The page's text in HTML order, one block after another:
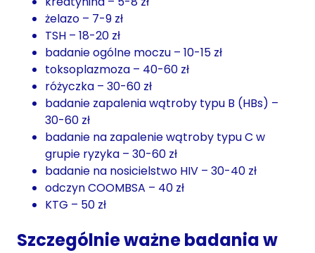
żelazo – 7-9 zł
TSH – 18-20 zł
badanie ogólne moczu – 10-15 zł
toksoplazmoza – 40-60 zł
różyczka – 30-60 zł
badanie zapalenia wątroby typu B (HBs) –
30-60 zł
badanie na zapalenie wątroby typu C w
grupie ryzyka – 30-60 zł
badanie na nosicielstwo HIV – 30-40 zł
odczyn COOMBSA – 40 zł
KTG – 50 zł
Szczególnie ważne badania w